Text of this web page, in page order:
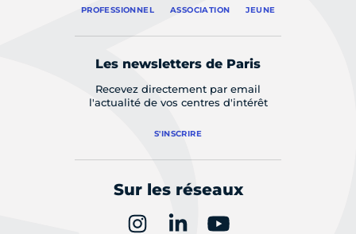
PROFESSIONNEL ASSOCIATION JEUNE
Les newsletters de Paris
Recevez directement par email
l'actualité de vos centres d'intérêt
S'INSCRIRE
Sur les réseaux